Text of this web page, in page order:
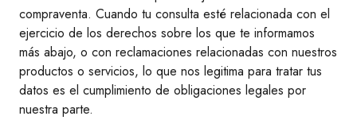
compraventa. Cuando tu consulta esté relacionada con el
ejercicio de los derechos sobre los que te informamos
más abajo, o con reclamaciones relacionadas con nuestros
productos o servicios, lo que nos legitima para tratar tus
datos es el cumplimiento de obligaciones legales por
nuestra parte.